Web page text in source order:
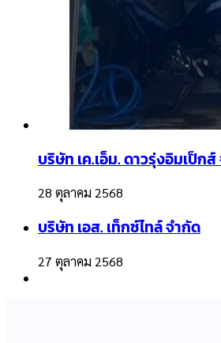
บริษัท เค.เอ็ม. ดาวรุ่งอิมเป็ก
28 ตุลาคม 2568
บริษัท เอส. เท็กซ์ไทล์ จำกัด
27 ตุลาคม 2568